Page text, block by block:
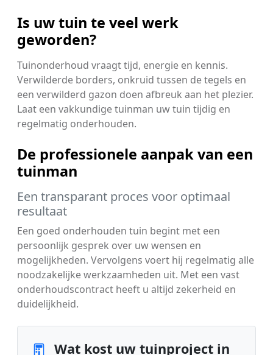
Is uw tuin te veel werk
geworden?
Tuinonderhoud vraagt tijd, energie en kennis.
Verwilderde borders, onkruid tussen de tegels en
een verwilderd gazon doen afbreuk aan het plezier.
Laat een vakkundige tuinman uw tuin tijdig en
regelmatig onderhouden.
De professionele aanpak van een
tuinman
Een transparant proces voor optimaal
resultaat
Een goed onderhouden tuin begint met een
persoonlijk gesprek over uw wensen en
mogelijkheden. Vervolgens voert hij regelmatig alle
noodzakelijke werkzaamheden uit. Met een vast
onderhoudscontract heeft u altijd zekerheid en
duidelijkheid.
Wat kost uw tuinproject in